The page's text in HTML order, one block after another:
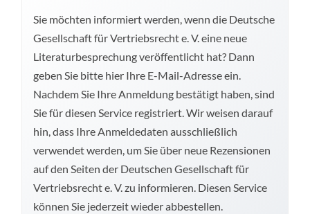
Sie möchten informiert werden, wenn die Deutsche
Gesellschaft für Vertriebsrecht e. V. eine neue
Literaturbesprechung veröffentlicht hat? Dann
geben Sie bitte hier Ihre E-Mail-Adresse ein.
Nachdem Sie Ihre Anmeldung bestätigt haben, sind
Sie für diesen Service registriert. Wir weisen darauf
hin, dass Ihre Anmeldedaten ausschließlich
verwendet werden, um Sie über neue Rezensionen
auf den Seiten der Deutschen Gesellschaft für
Vertriebsrecht e. V. zu informieren. Diesen Service
können Sie jederzeit wieder abbestellen.